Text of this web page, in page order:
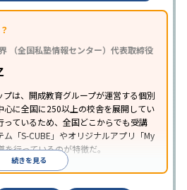
に対応
授業の振替可能学習にPC・タブレッ
ンライン対応
講可
（全国私塾情報センター）代表取締役
は、開成教育グループが運営する個別
心に全国に250以上の校舎を展開してい
っているため、全国どこからでも受講
「S-CUBE」やオリジナルアプリ「My
行っているのが特徴だ。
続きを見る